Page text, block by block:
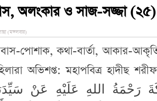
অলংকার ও সাজ-সজ্জা (২৫)
(মঙ্গলবার)
পোশাক, কথা-বার্তা, আকার-
অভিশপ্ত: মহাপবিত্র হাদীছ
اللهِ عَلَيْهِ عَنْ